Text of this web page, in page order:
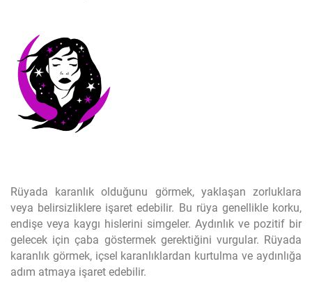
Rüyada karanlık olduğunu görmek, yaklaşan zorluklara
veya belirsizliklere işaret edebilir. Bu rüya genellikle korku,
endişe veya kaygı hislerini simgeler. Aydınlık ve pozitif bir
gelecek için çaba göstermek gerektiğini vurgular. Rüyada
karanlık görmek, içsel karanlıklardan kurtulma ve aydınlığa
adım atmaya işaret edebilir.